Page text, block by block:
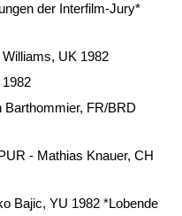
der Interfilm-Jury*
UK 1982
FR/BRD
- Mathias Knauer, CH
Bajic, YU 1982 *Lobende